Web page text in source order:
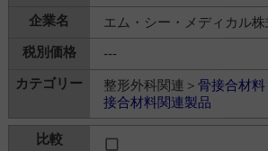
エム・シー・メディカル
---
整形外科関連＞ 骨接合材料
接合材料関連製品